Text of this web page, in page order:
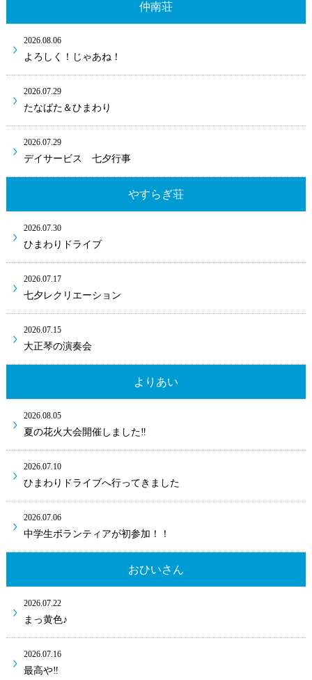
仲南荘
2026.08.06
よろしく！じゃあね！
2026.07.29
たなばた＆ひまわり
2026.07.29
デイサービス 七夕行事
やすらぎ荘
2026.07.30
ひまわりドライブ
2026.07.17
七夕レクリエーション
2026.07.15
大正琴の演奏会
よりあい
2026.08.05
夏の花火大会開催しました‼
2026.07.10
ひまわりドライブへ行ってきました
2026.07.06
中学生ボランティアが初参加！！
おひいさん
2026.07.22
まっ黄色♪
2026.07.16
最高や‼